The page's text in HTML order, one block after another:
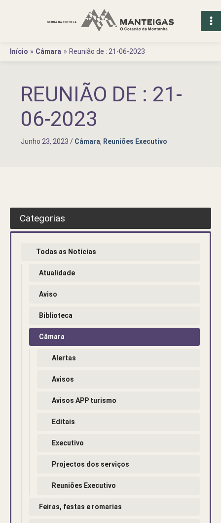
Início
Câmara Reunião de : 21-06-2023
REUNIÃO DE : 21-
06-2023
Junho 23, 2023 / Câmara, Reuniões Executivo
Categorias
Todas as Notícias
Atualidade
Aviso
Biblioteca
Câmara
Alertas
Avisos
Avisos APP turismo
Editais
Executivo
Projectos dos serviços
Reuniões Executivo
Feiras, festas e romarias